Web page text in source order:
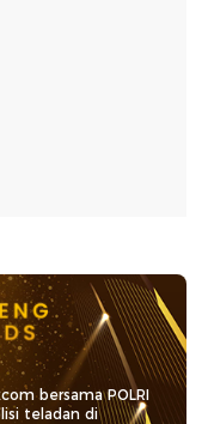
bersama POLRI
teladan di